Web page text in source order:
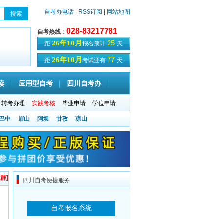
自考办电话 RSS订阅 网站地图
自考热线： 028-83217781
距 26年10月 报名预计 25 天
距 26年10月 考试还有 77 天
应用型自考 四川自考办
转考办理 实践考核 毕业申请 学位申请
中 眉山 阿坝 甘孜 凉山
] 四川自考便捷服务